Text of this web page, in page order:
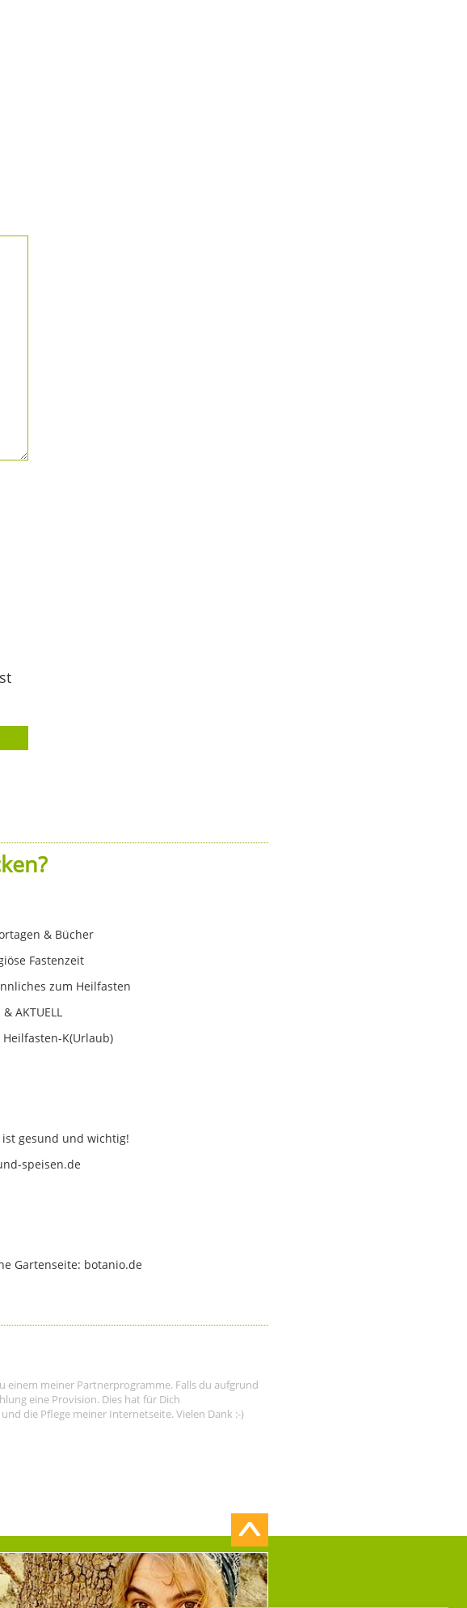
& Bücher
Fastenzeit
zum Heilfasten
& AKTUELL
Heilfasten-K(Urlaub)
ist gesund und wichtig!
speisen.de
Gartenseite: botanio.de
einem meiner Partnerprogramme. Falls du aufgrund
eine Provision. Dies hat für Dich
die Pflege meiner Internetseite. Vielen Dank :-)